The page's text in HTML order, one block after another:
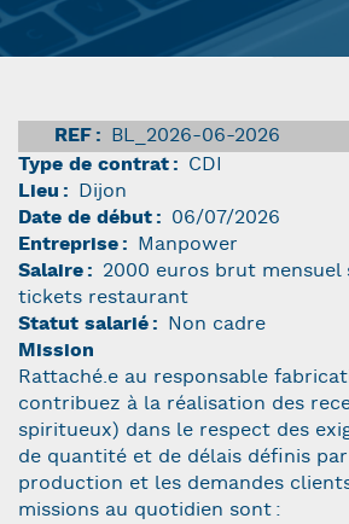
REF
BL_2026-06-2026
Type de contrat
CDI
Lieu
Dijon
Date de début
06/07/2026
Entreprise
Manpower
Salaire
2000 euros brut mensuel
tickets restaurant
Statut salarié
Non cadre
Mission
Rattaché.e au responsable
contribuez à la réalisation des
spiritueux) dans le respect des
de quantité et de délais définis
production et les demandes
missions au quotidien sont :